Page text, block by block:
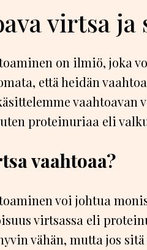
virtsa ja
on ilmiö, joka
että heidän
proteinuriaa eli
vaahtoaa?
voi johtua
virtsassa eli
vähän, mutta jos